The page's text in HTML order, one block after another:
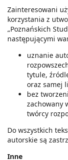
Zainteresowani
korzystania z
„Poznańskich
następującymi
uznanie
tytule,
oraz samej
bez
zachowany
twórcy
Do wszystkich
autorskie są
Inne